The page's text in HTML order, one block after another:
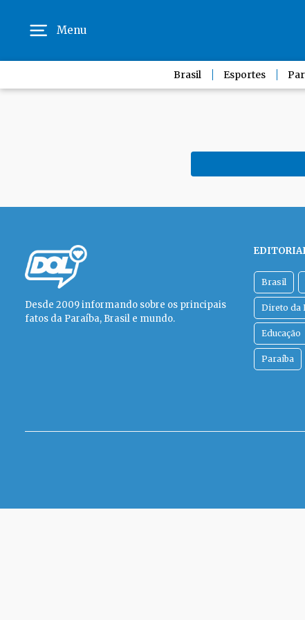
Menu
Brasil Esportes
Desde 2009 informando sobre os principais
fatos da Paraíba, Brasil e mundo.
Brasil
Direto da
Educação
Paraíba